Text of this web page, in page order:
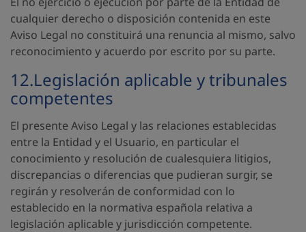
cualquier derecho o disposición contenida en este
Aviso Legal no constituirá una renuncia al mismo, salvo
reconocimiento y acuerdo por escrito por su parte.
12.Legislación aplicable y tribunales
competentes
El presente Aviso Legal y las relaciones establecidas
entre la Entidad y el Usuario, en particular el
conocimiento y resolución de cualesquiera litigios,
discrepancias o diferencias que pudieran surgir, se
regirán y resolverán de conformidad con lo
establecido en la normativa española relativa a
legislación aplicable y jurisdicción competente.